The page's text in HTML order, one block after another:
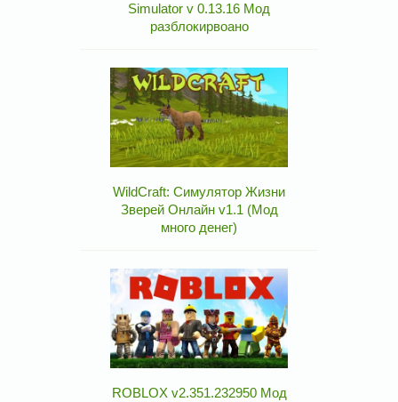
Simulator v 0.13.16 Мод
разблокирвоано
WildCraft: Симулятор Жизни
Зверей Онлайн v1.1 (Мод
много денег)
ROBLOX v2.351.232950 Мод